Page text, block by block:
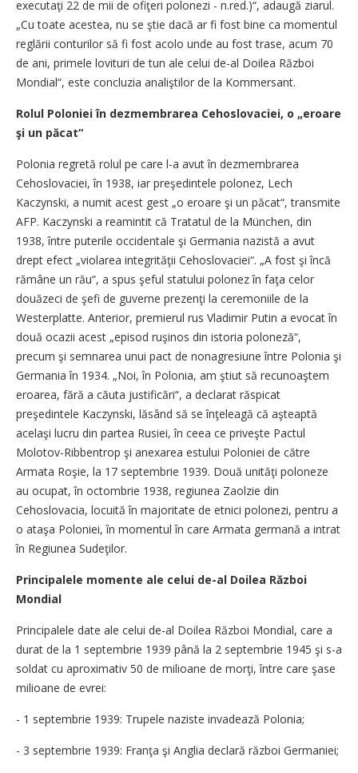
executaţi 22 de mii de ofiţeri polonezi - n.red.)“, adaugă ziarul.
„Cu toate acestea, nu se ştie dacă ar fi fost bine ca momentul
reglării conturilor să fi fost acolo unde au fost trase, acum 70
de ani, primele lovituri de tun ale celui de-al Doilea Război
Mondial“, este concluzia analiştilor de la Kommersant.
Rolul Poloniei în dezmembrarea Cehoslovaciei, o „eroare
şi un păcat“
Polonia regretă rolul pe care l-a avut în dezmembrarea
Cehoslovaciei, în 1938, iar preşedintele polonez, Lech
Kaczynski, a numit acest gest „o eroare şi un păcat“, transmite
AFP. Kaczynski a reamintit că Tratatul de la München, din
1938, între puterile occidentale şi Germania nazistă a avut
drept efect „violarea integrităţii Cehoslovaciei“. „A fost şi încă
rămâne un rău“, a spus şeful statului polonez în faţa celor
douăzeci de şefi de guverne prezenţi la ceremoniile de la
Westerplatte. Anterior, premierul rus Vladimir Putin a evocat în
două ocazii acest „episod ruşinos din istoria poloneză“,
precum şi semnarea unui pact de nonagresiune între Polonia şi
Germania în 1934. „Noi, în Polonia, am ştiut să recunoaştem
eroarea, fără a căuta justificări“, a declarat răspicat
preşedintele Kaczynski, lăsând să se înţeleagă că aşteaptă
acelaşi lucru din partea Rusiei, în ceea ce priveşte Pactul
Molotov-Ribbentrop şi anexarea estului Poloniei de către
Armata Roşie, la 17 septembrie 1939. Două unităţi poloneze
au ocupat, în octombrie 1938, regiunea Zaolzie din
Cehoslovacia, locuită în majoritate de etnici polonezi, pentru a
o ataşa Poloniei, în momentul în care Armata germană a intrat
în Regiunea Sudeţilor.
Principalele momente ale celui de-al Doilea Război
Mondial
Principalele date ale celui de-al Doilea Război Mondial, care a
durat de la 1 septembrie 1939 până la 2 septembrie 1945 şi s-a
soldat cu aproximativ 50 de milioane de morţi, între care şase
milioane de evrei:
- 1 septembrie 1939: Trupele naziste invadează Polonia;
- 3 septembrie 1939: Franţa şi Anglia declară război Germaniei;